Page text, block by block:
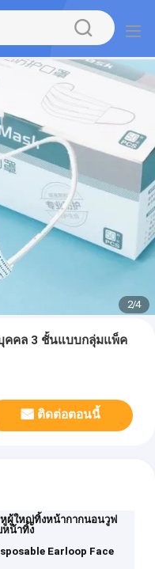
2/4
คคล 3 ชั้นแบบกลุ่มแพ็ค
ติดต่อตอนนี้
ผู้ใหญ่ทิ้งหน้ากากนอนวูฟ
หน้าทิ้ง
Earloop Face